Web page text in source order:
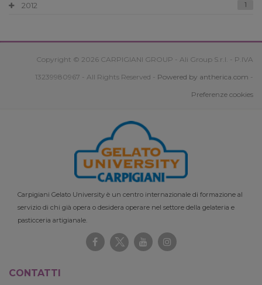
2012 1
Copyright © 2026 CARPIGIANI GROUP - Ali Group S.r.l. - P.IVA
13239980967 - All Rights Reserved - Powered by antherica.com -
Preferenze cookies
Carpigiani Gelato University è un centro internazionale di formazione al
servizio di chi già opera o desidera operare nel settore della gelateria e
pasticceria artigianale.
CONTATTI